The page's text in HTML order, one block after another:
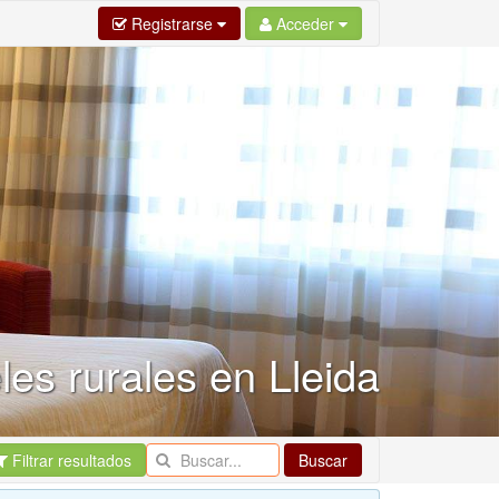
Registrarse Acceder
rurales en Lleida
Filtrar resultados Buscar